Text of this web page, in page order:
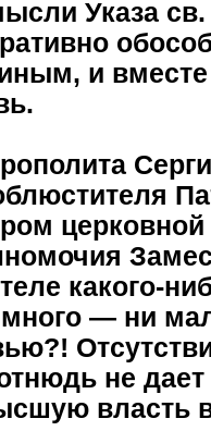
Указа
и
церковной
какого-
— ни
не
власть